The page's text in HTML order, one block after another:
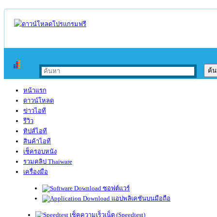
หน้าแรก
ดาวน์โหลด
ข่าวไอที
รีวิว
ทิปส์ไอที
สินค้าไอที
เช็ครอบหนัง
รวมคลิป Thaiware
เครื่องมือ
ซอฟต์แวร์
แอปพลิเคชันบนมือถือ
เช็คความเร็วเน็ต (Speedtest)